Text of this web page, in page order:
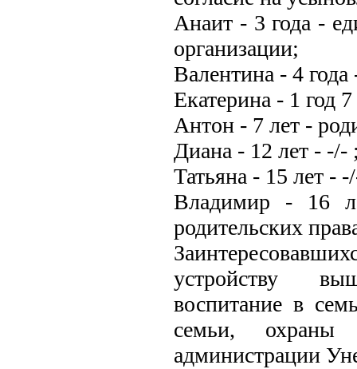
Анаит - 3 года -
организации;
Валентина - 4
Екатерина - 1 год
Антон - 7 лет -
Диана - 12 лет - -/-
Татьяна - 15 лет -
Владимир - 16
родительских
устройству
воспитание в
семьи, охраны
администрации